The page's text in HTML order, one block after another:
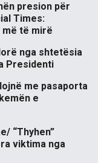
presion për
Times:
më të mirë
nga shtetësia
Presidenti
me pasaporta
e
“Thyhen”
viktima nga